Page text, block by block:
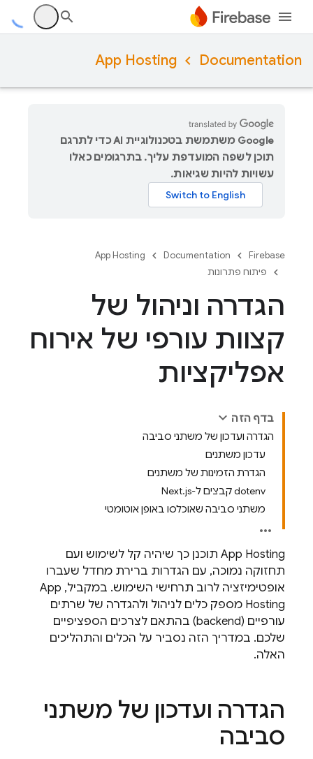
Documentation
App Hosting
‫Google משתמשת בטכנולוגיית AI כדי לתרגם
תוכן לשפה המועדפת עליך. בתרגומים כאלו
עשויות להיות שגיאות.
Firebase
Documentation
App Hosting
פיתוח פתרונות
הגדרה וניהול של
קצוות עורפי של אירוח
אפליקציות
בדף הזה
הגדרה ועדכון של משתני סביבה
עדכון משתנים
הגדרת הזמינות של משתנים
‫dotenv קבצים ל-Next.js
משתני סביבה שאוכלסו באופן אוטומטי
App Hosting תוכנן כך שיהיה קל לשימוש ועם
תחזוקה נמוכה, עם הגדרות ברירת מחדל שעברו
אופטימיזציה לרוב תרחישי השימוש. במקביל, App
Hosting מספק כלים לניהול ולהגדרה של שרתים
עורפיים (backend) בהתאם לצרכים הספציפיים
שלכם. במדריך הזה נסביר על הכלים והתהליכים
האלה.
הגדרה ועדכון של משתני
סביבה